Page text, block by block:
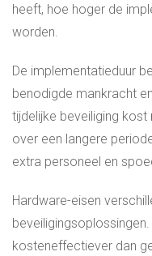
heeft, hoe hoger de
worden.
De implementatieduur
benodigde mankracht
tijdelijke beveiliging
over een langere
extra personeel en
Hardware-eisen
kosteneffectiever dan